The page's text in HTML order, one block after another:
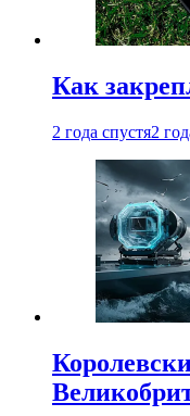
Как
2 года спустя2